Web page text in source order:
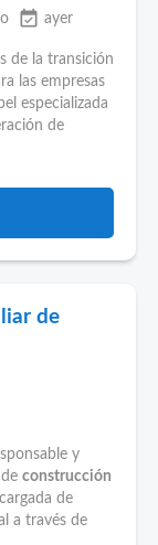
event_available ayer
de la transición
las empresas
especializada
de
de
y
construcción
de
a través de